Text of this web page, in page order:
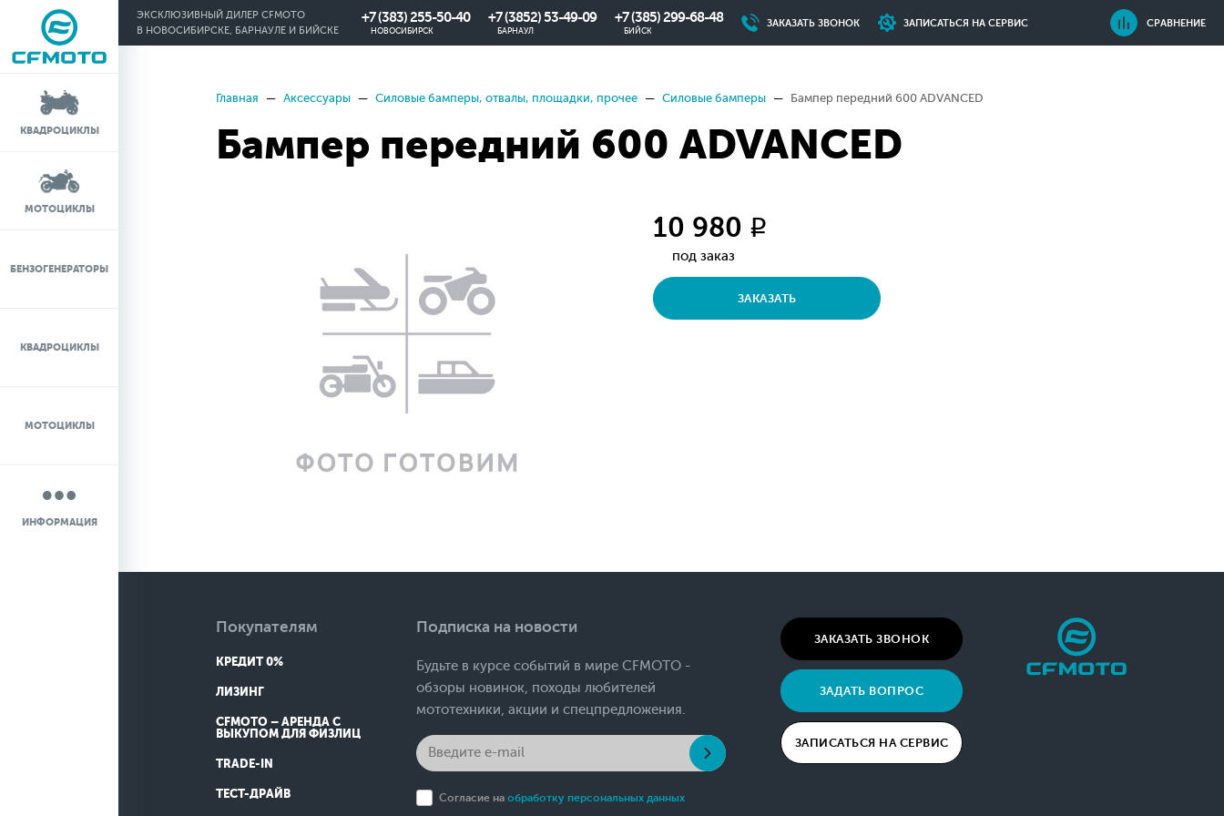
ЭКСКЛЮЗИВНЫЙ ДИЛЕР CFMOTO
В НОВОСИБИРСКЕ, БАРНАУЛЕ И БИЙСКЕ
+7 (383) 255-50-40
НОВОСИБИРСК
+7 (3852) 53-49-09
БАРНАУЛ
+7 (385) 299-68-48
БИЙСК
ЗАКАЗАТЬ ЗВОНОК ЗАПИСАТЬСЯ НА СЕРВИС СРАВНЕНИЕ
КВАДРОЦИКЛЫ
МОТОЦИКЛЫ
БЕНЗОГЕНЕРАТОРЫ
КВАДРОЦИКЛЫ
МОТОЦИКЛЫ
ИНФОРМАЦИЯ
0%
IN
Главная Аксессуары Силовые бамперы, отвалы, площадки, прочее Силовые бамперы Бампер передний 600 ADVANCED
Бампер передний 600 ADVANCED
10 980 q
под заказ
ЗАКАЗАТЬ
Покупателям
КРЕДИТ 0%
ЛИЗИНГ
CFMOTO – АРЕНДА С
ВЫКУПОМ ДЛЯ ФИЗЛИЦ
TRADE-IN
ТЕСТ-ДРАЙВ
Подписка на новости
Будьте в курсе событий в мире CFMOTO -
обзоры новинок, походы любителей
мототехники, акции и спецпредложения.
Согласие на обработку персональных данных
ЗАКАЗАТЬ ЗВОНОК
ЗАДАТЬ ВОПРОС
ЗАПИСАТЬСЯ НА СЕРВИС